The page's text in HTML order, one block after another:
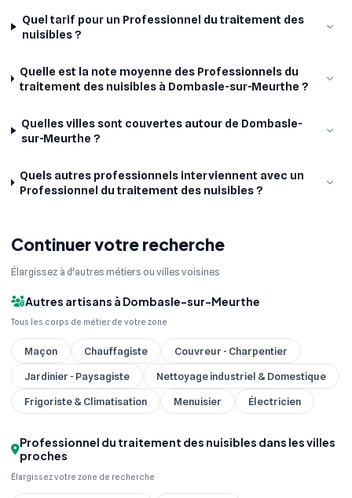
Quel tarif pour un Professionnel du traitement des
nuisibles ?
Quelle est la note moyenne des Professionnels du
traitement des nuisibles à Dombasle-sur-Meurthe ?
Quelles villes sont couvertes autour de Dombasle-
sur-Meurthe ?
Quels autres professionnels interviennent avec un
Professionnel du traitement des nuisibles ?
Continuer votre recherche
Élargissez à d'autres métiers ou villes voisines
Autres artisans à Dombasle-sur-Meurthe
Tous les corps de métier de votre zone
Maçon Chauffagiste
Couvreur - Charpentier
Jardinier - Paysagiste
Nettoyage industriel & Domestique
Frigoriste & Climatisation
Menuisier Électricien
Professionnel du traitement des nuisibles dans les villes
proches
Élargissez votre zone de recherche